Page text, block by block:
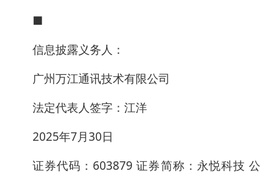
■
信息披露义务人：
广州万江通讯技术有限公司
法定代表人签字：江洋
2025年7月30日
证券代码：603879 证券简称：永悦科技 公